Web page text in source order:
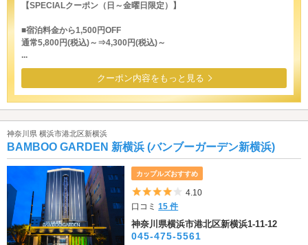
【SPECIALクーポン（日～金曜日限定）】
■宿泊料金から1,500円OFF
通常5,800円(税込)～⇒4,300円(税込)～
...
クーポン内容をもっと見る
神奈川県 横浜市港北区新横浜
BAMBOO GARDEN 新横浜 (バンブーガーデン新横浜)
カップルズおすすめ
5つ星のうち4
4.10
口コミ15 件
神奈川県横浜市港北区新横浜1-11-12
045-475-5561